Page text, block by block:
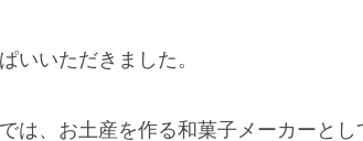
いいただきました。
は、お土産を作る和菓子メーカーとし